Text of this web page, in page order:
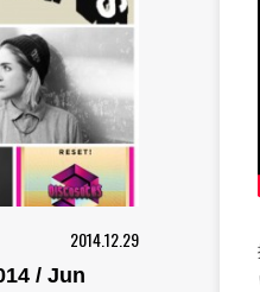
2014.12.29
/ Jun